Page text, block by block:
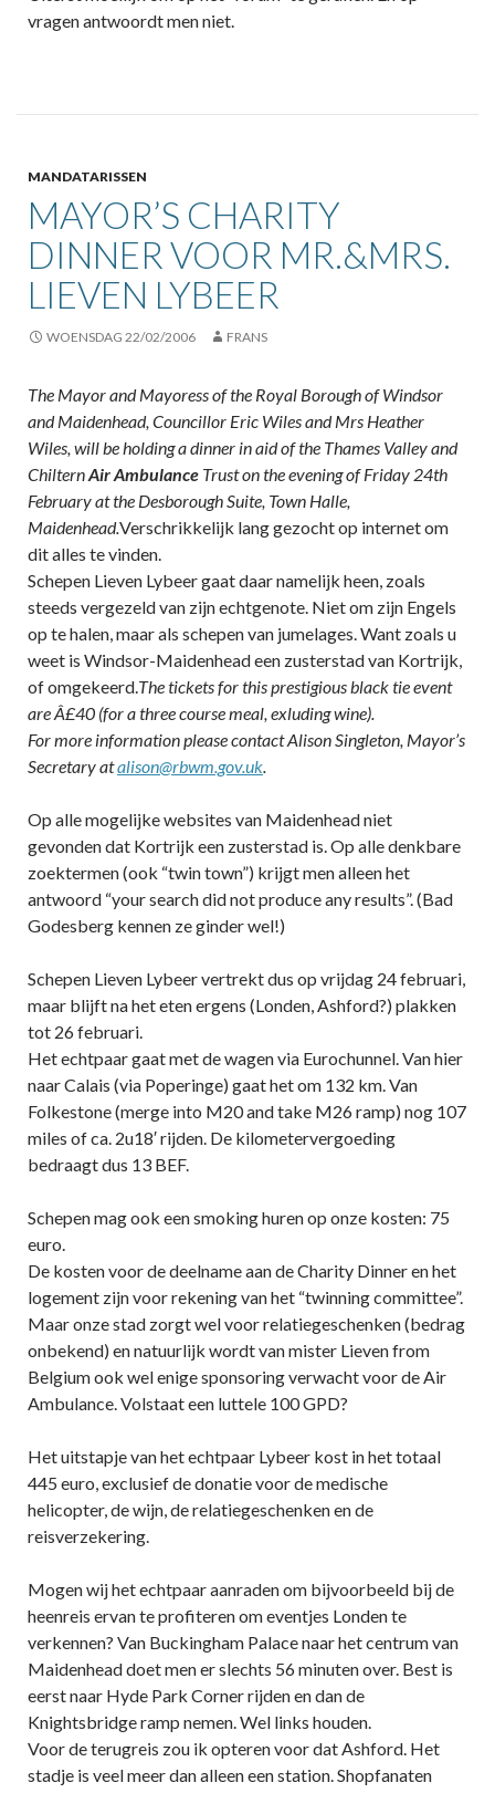
vragen antwoordt men niet.
MANDATARISSEN
MAYOR’S CHARITY
DINNER VOOR MR.&MRS.
LIEVEN LYBEER
WOENSDAG 22/02/2006 FRANS
The Mayor and Mayoress of the Royal Borough of Windsor
and Maidenhead, Councillor Eric Wiles and Mrs Heather
Wiles, will be holding a dinner in aid of the Thames Valley and
ChilternAir Ambulance Trust on the evening of Friday 24th
February at the Desborough Suite, Town Halle,
Maidenhead.Verschrikkelijk lang gezocht op internet om
dit alles te vinden.
Schepen Lieven Lybeer gaat daar namelijk heen, zoals
steeds vergezeld van zijn echtgenote. Niet om zijn Engels
op te halen, maar als schepen van jumelages. Want zoals u
weet is Windsor-Maidenhead een zusterstad van Kortrijk,
of omgekeerd.The tickets for this prestigious black tie event
are Â£40 (for a three course meal, exluding wine).
For more information please contact Alison Singleton, Mayor’s
Secretary atalison@rbwm.gov.uk.
Op alle mogelijke websites van Maidenhead niet
gevonden dat Kortrijk een zusterstad is. Op alle denkbare
zoektermen (ook “twin town”) krijgt men alleen het
antwoord “your search did not produce any results”. (Bad
Godesberg kennen ze ginder wel!)
Schepen Lieven Lybeer vertrekt dus op vrijdag 24 februari,
maar blijft na het eten ergens (Londen, Ashford?) plakken
tot 26 februari.
Het echtpaar gaat met de wagen via Eurochunnel. Van hier
naar Calais (via Poperinge) gaat het om 132 km. Van
Folkestone (merge into M20 and take M26 ramp) nog 107
miles of ca. 2u18′ rijden. De kilometervergoeding
bedraagt dus 13 BEF.
Schepen mag ook een smoking huren op onze kosten: 75
euro.
De kosten voor de deelname aan de Charity Dinner en het
logement zijn voor rekening van het “twinning committee”.
Maar onze stad zorgt wel voor relatiegeschenken (bedrag
onbekend) en natuurlijk wordt van mister Lieven from
Belgium ook wel enige sponsoring verwacht voor de Air
Ambulance. Volstaat een luttele 100 GPD?
Het uitstapje van het echtpaar Lybeer kost in het totaal
445 euro, exclusief de donatie voor de medische
helicopter, de wijn, de relatiegeschenken en de
reisverzekering.
Mogen wij het echtpaar aanraden om bijvoorbeeld bij de
heenreis ervan te profiteren om eventjes Londen te
verkennen? Van Buckingham Palace naar het centrum van
Maidenhead doet men er slechts 56 minuten over. Best is
eerst naar Hyde Park Corner rijden en dan de
Knightsbridge ramp nemen. Wel links houden.
Voor de terugreis zou ik opteren voor dat Ashford. Het
stadje is veel meer dan alleen een station. Shopfanaten